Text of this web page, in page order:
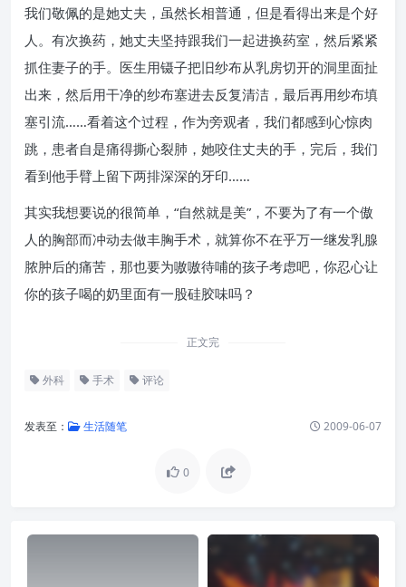
我们敬佩的是她丈夫，虽然长相普通，但是看得出来是个好
人。有次换药，她丈夫坚持跟我们一起进换药室，然后紧紧
抓住妻子的手。医生用镊子把旧纱布从乳房切开的洞里面扯
出来，然后用干净的纱布塞进去反复清洁，最后再用纱布填
塞引流……看着这个过程，作为旁观者，我们都感到心惊肉
跳，患者自是痛得撕心裂肺，她咬住丈夫的手，完后，我们
看到他手臂上留下两排深深的牙印……
其实我想要说的很简单，“自然就是美”，不要为了有一个傲
人的胸部而冲动去做丰胸手术，就算你不在乎万一继发乳腺
脓肿后的痛苦，那也要为嗷嗷待哺的孩子考虑吧，你忍心让
你的孩子喝的奶里面有一股硅胶味吗？
正文完
外科 手术 评论
发表至： 生活随笔 2009-06-07
0